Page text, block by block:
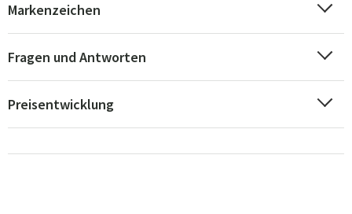
Markenzeichen
Fragen und Antworten
Preisentwicklung